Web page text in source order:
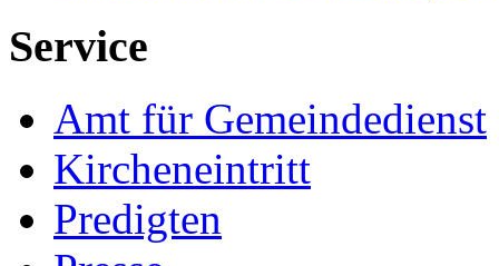
Service
Amt für Gemeindedienst
Kircheneintritt
Predigten